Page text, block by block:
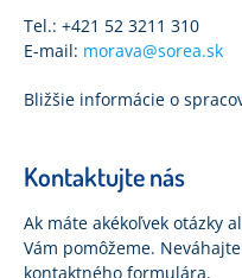
Tel.: +421 52 3211 310
E-mail: morava@sorea.sk
Bližšie informácie o
Kontaktujte nás
Ak máte akékoľvek otázky
Vám pomôžeme.
kontaktného formulára.